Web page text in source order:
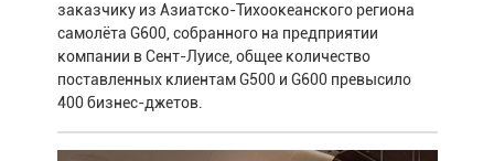
заказчику из Азиатско-Тихоокеанского региона
самолёта G600, собранного на предприятии
компании в Сент-Луисе, общее количество
поставленных клиентам G500 и G600 превысило
400 бизнес-джетов.